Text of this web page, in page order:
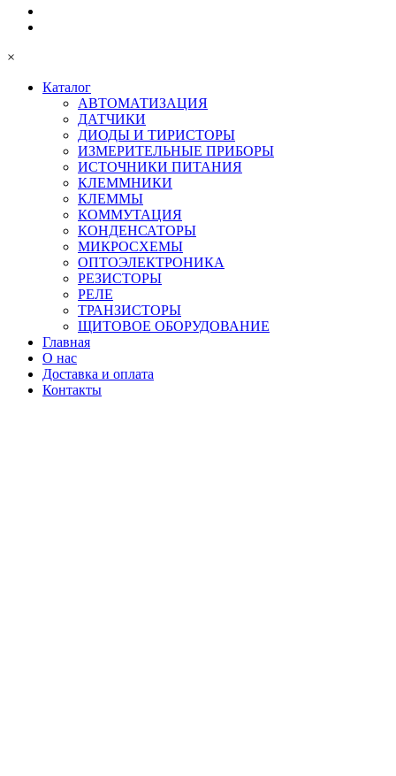
×
Каталог
АВТОМАТИЗАЦИЯ
ДАТЧИКИ
ДИОДЫ И ТИРИСТОРЫ
ИЗМЕРИТЕЛЬНЫЕ ПРИБОРЫ
ИСТОЧНИКИ ПИТАНИЯ
КЛЕММНИКИ
КЛЕММЫ
КОММУТАЦИЯ
КОНДЕНСАТОРЫ
МИКРОСХЕМЫ
ОПТОЭЛЕКТРОНИКА
РЕЗИСТОРЫ
РЕЛЕ
ТРАНЗИСТОРЫ
ЩИТОВОЕ ОБОРУДОВАНИЕ
Главная
О нас
Доставка и оплата
Контакты